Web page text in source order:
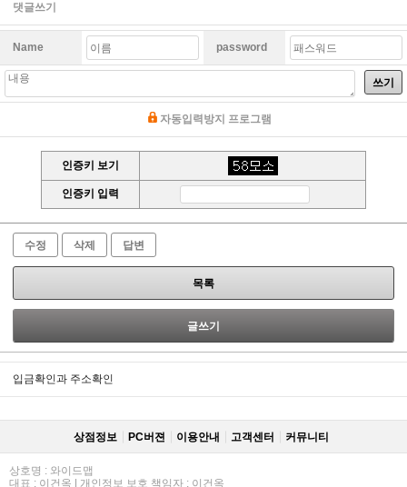
댓글쓰기
Name password
쓰기
자동입력방지 프로그램
인증키 보기
인증키 입력
수정 삭제 답변
목록
글쓰기
입금확인과 주소확인
상점정보 PC버젼 이용안내 고객센터 커뮤니티
상호명 : 와이드맵
대표 : 이건옥 | 개인정보 보호 책임자 : 이건옥